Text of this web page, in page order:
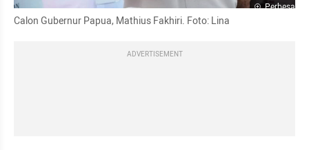
Perbesar
Calon Gubernur Papua, Mathius Fakhiri. Foto: Lina
ADVERTISEMENT